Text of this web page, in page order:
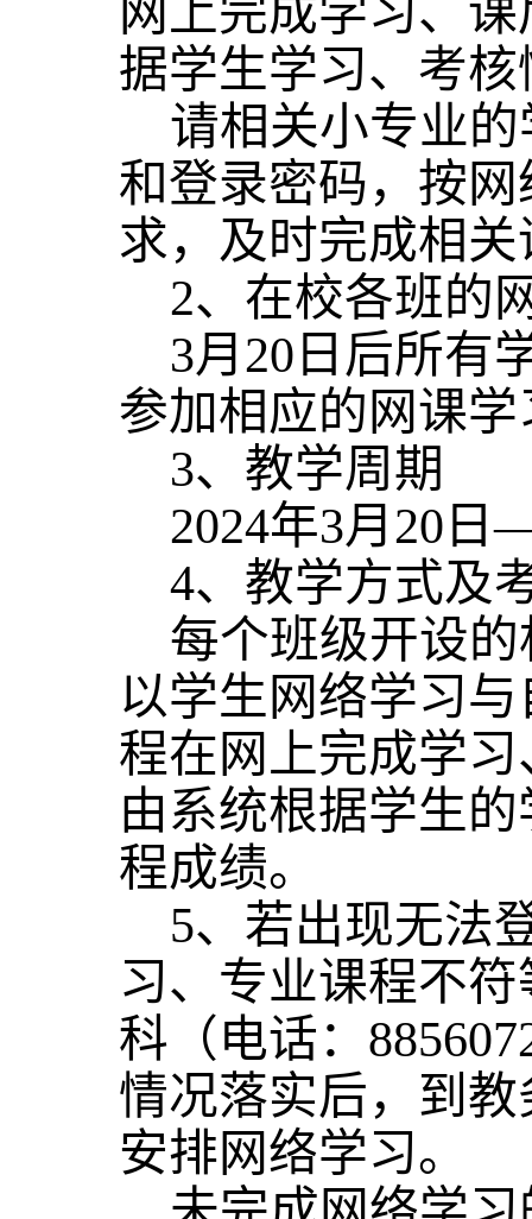
网上完成学习、
据学生学习、考
请相关小专业
和登录密码，按
求，及时完成相
2、在校各班的
3月20日后所有
参加相应的网课学
3、教学周期
2024年3月20日
4、教学方式及
每个班级开设
以学生网络学习
程在网上完成学
由系统根据学生
程成绩。
5、若出现无法
习、专业课程不
科（电话：
情况落实后，到教
安排网络学习。